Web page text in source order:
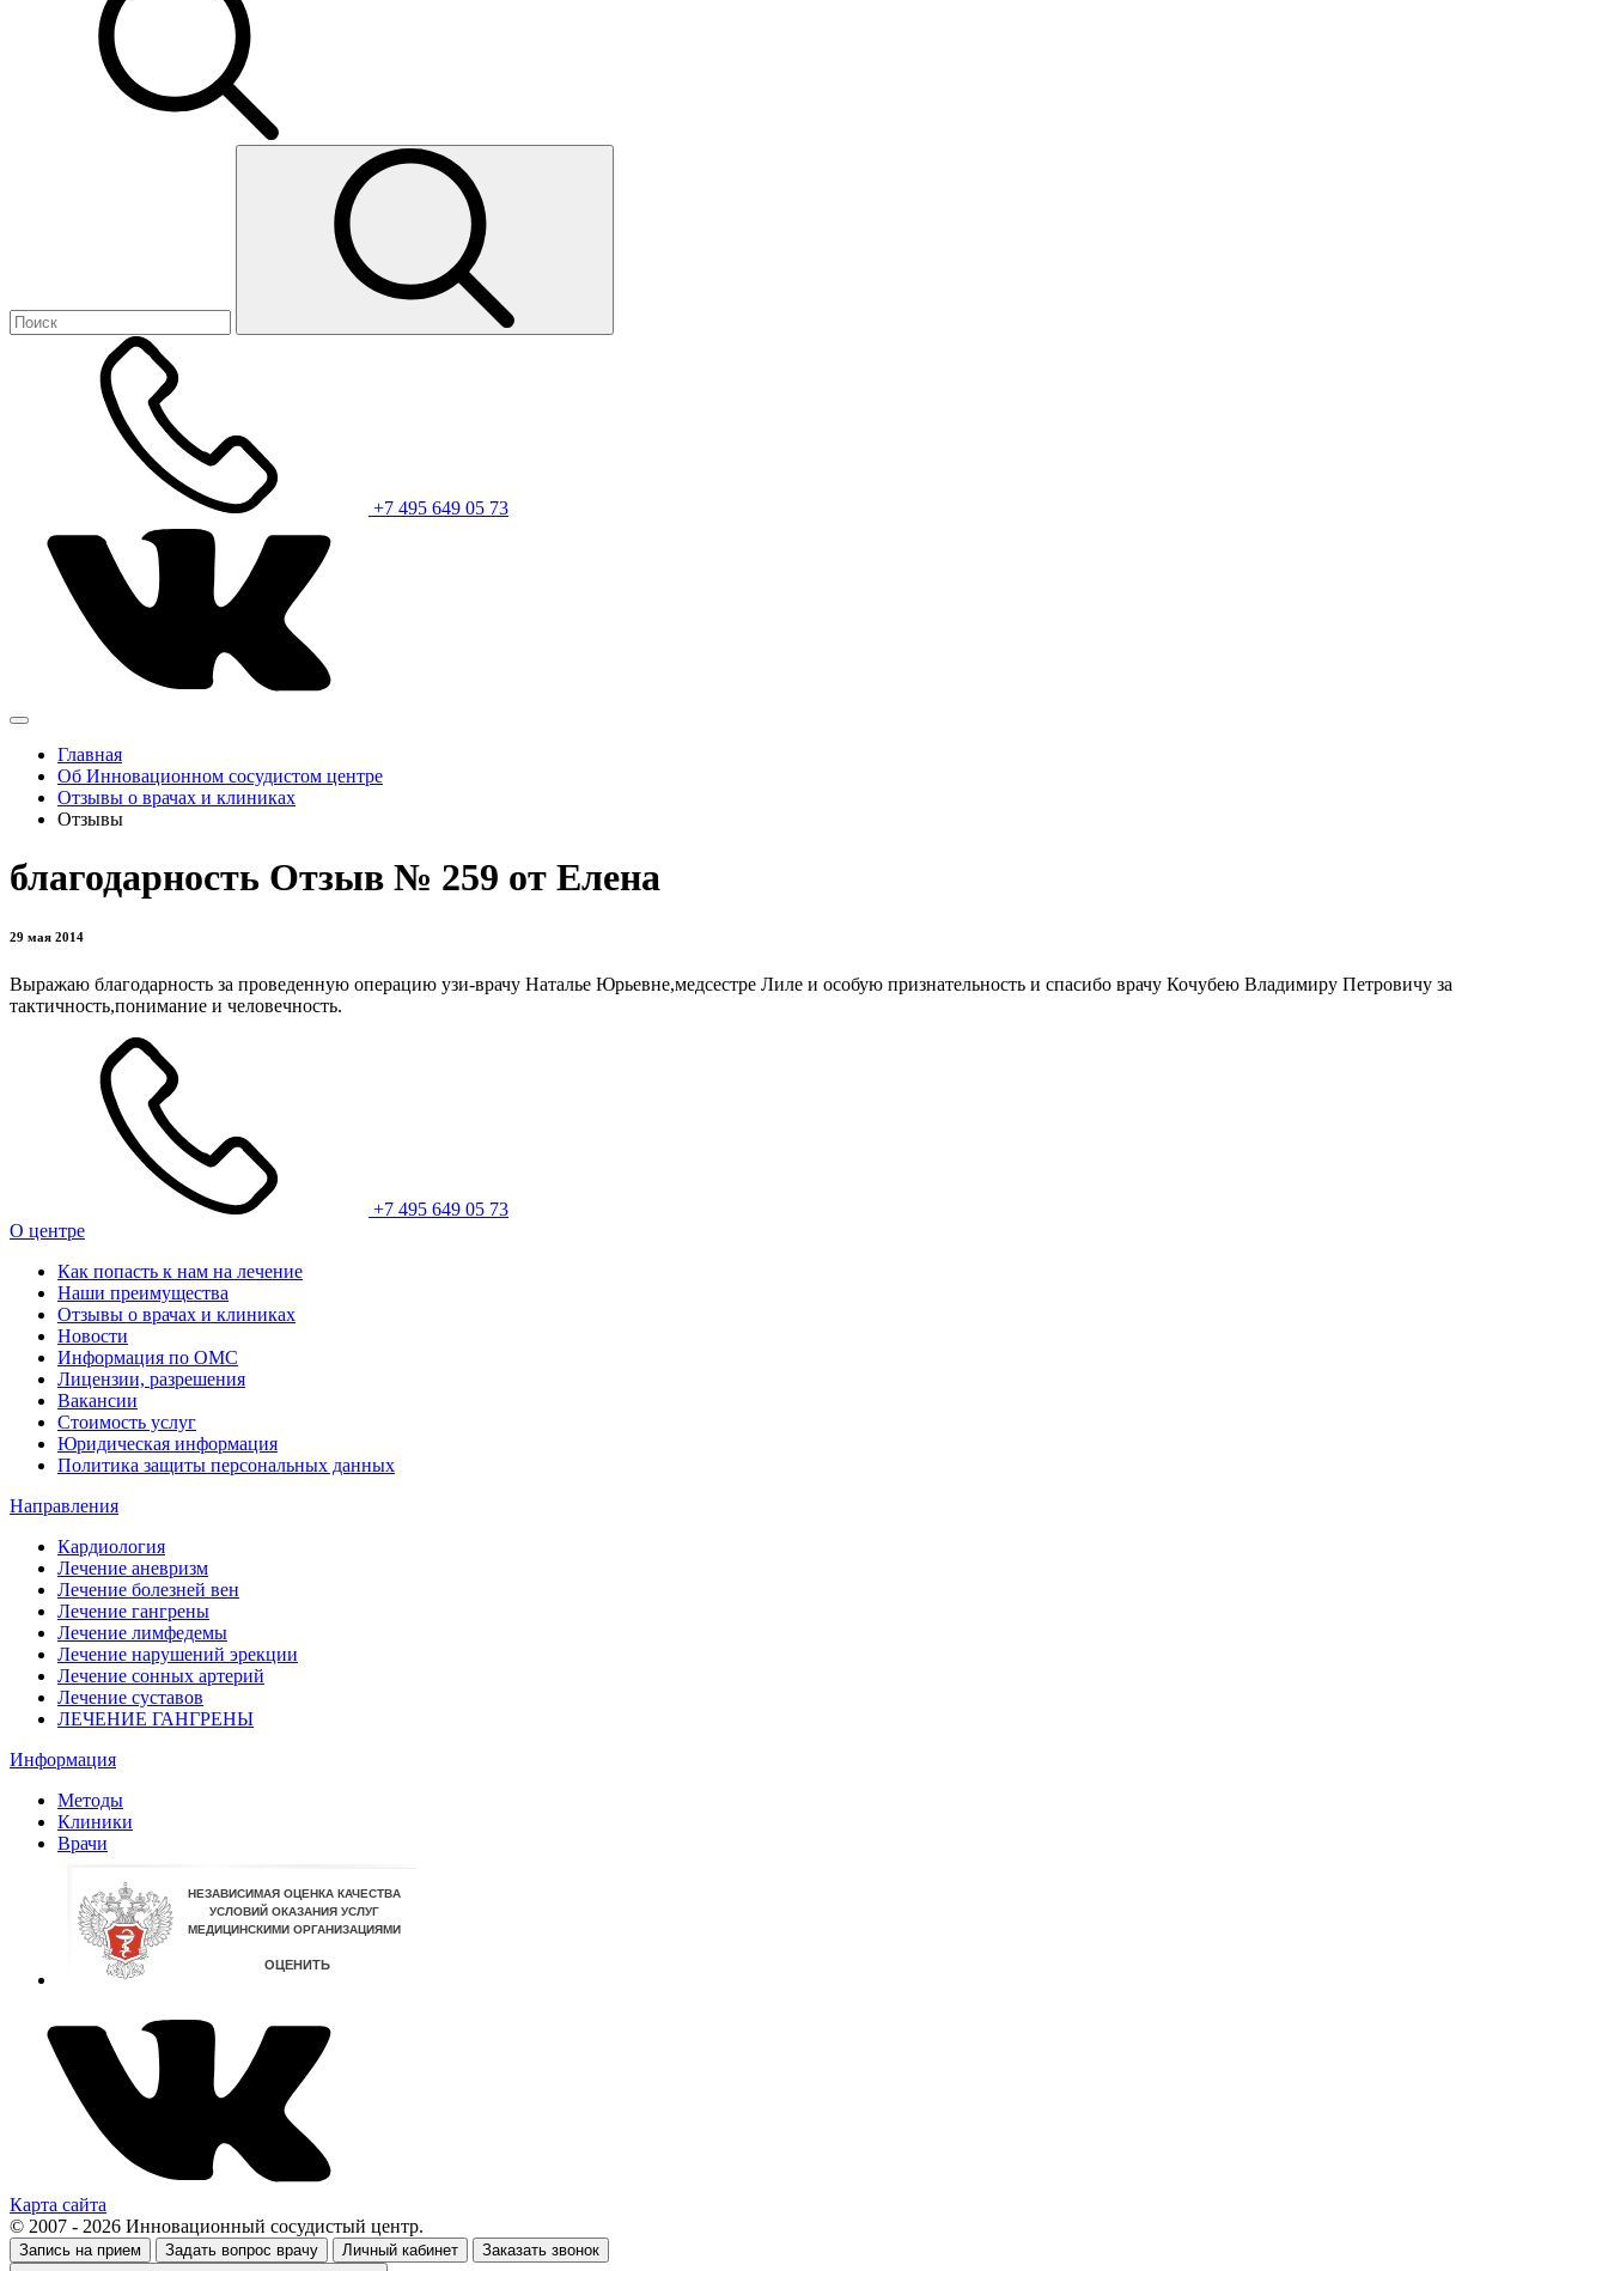
+7 495 649 05 73
Главная
Об Инновационном сосудистом центре
Отзывы о врачах и клиниках
Отзывы
благодарность Отзыв № 259 от Елена
29 мая 2014
Выражаю благодарность за проведенную операцию узи-врачу Наталье Юрьевне,медсестре Лиле и особую признательность и спасибо врачу Кочубею Владимиру Петровичу за
тактичность,понимание и человечность.
+7 495 649 05 73
О центре
Как попасть к нам на лечение
Наши преимущества
Отзывы о врачах и клиниках
Новости
Информация по ОМС
Лицензии, разрешения
Вакансии
Стоимость услуг
Юридическая информация
Политика защиты персональных данных
Направления
Кардиология
Лечение аневризм
Лечение болезней вен
Лечение гангрены
Лечение лимфедемы
Лечение нарушений эрекции
Лечение сонных артерий
Лечение суставов
ЛЕЧЕНИЕ ГАНГРЕНЫ
Информация
Методы
Клиники
Врачи
Карта сайта
© 2007 - 2026 Инновационный сосудистый центр.
Запись на прием Задать вопрос врачу Личный кабинет Заказать звонок